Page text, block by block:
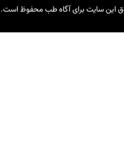
سایت برای آگاه طب محفوظ است.